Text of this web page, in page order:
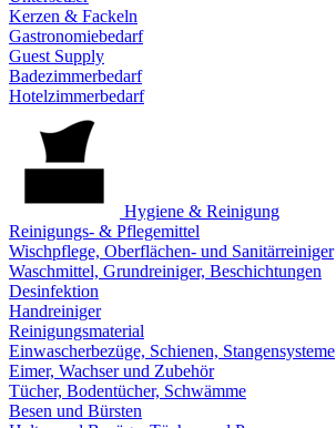
Kerzen & Fackeln
Gastronomiebedarf
Guest Supply
Badezimmerbedarf
Hotelzimmerbedarf
Hygiene & Reinigung
Reinigungs- & Pflegemittel
Wischpflege, Oberflächen- und Sanitärreiniger
Waschmittel, Grundreiniger, Beschichtungen
Desinfektion
Handreiniger
Reinigungsmaterial
Einwascherbezüge, Schienen, Stangensysteme
Eimer, Wachser und Zubehör
Tücher, Bodentücher, Schwämme
Besen und Bürsten